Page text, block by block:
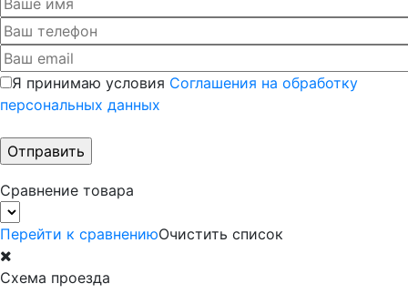
Я принимаю условия Соглашения на обработку
персональных данных
Сравнение товара
Перейти к сравнениюОчистить список
Схема проезда